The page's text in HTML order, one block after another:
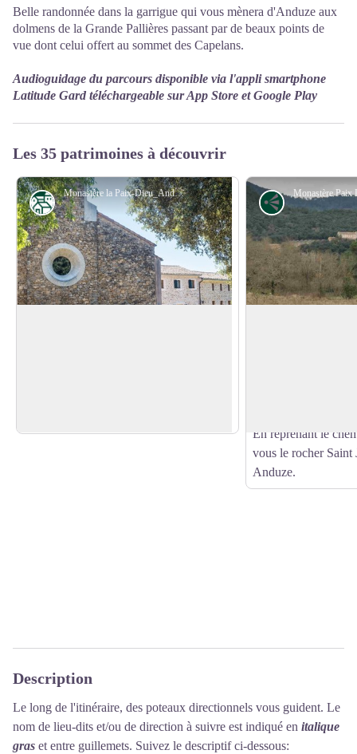
Belle randonnée dans la garrigue qui vous mènera d'Anduze aux
dolmens de la Grande Pallières passant par de beaux points de
vue dont celui offert au sommet des Capelans.
Audioguidage du parcours disponible via l'appli smartphone
Latitude Gard téléchargeable sur App Store et Google Play
Les 35 patrimoines à découvrir
Monastère la Paix-Dieu_Anduze - @A. Pakulska
Patrimoine Point de vue
En reprenant le
vous le rocher Saint
Anduze.
Description
Le long de l'itinéraire, des poteaux directionnels vous guident. Le
nom de lieu-dits et/ou de direction à suivre est indiqué en italique
gras et entre guillemets. Suivez le descriptif ci-dessous: